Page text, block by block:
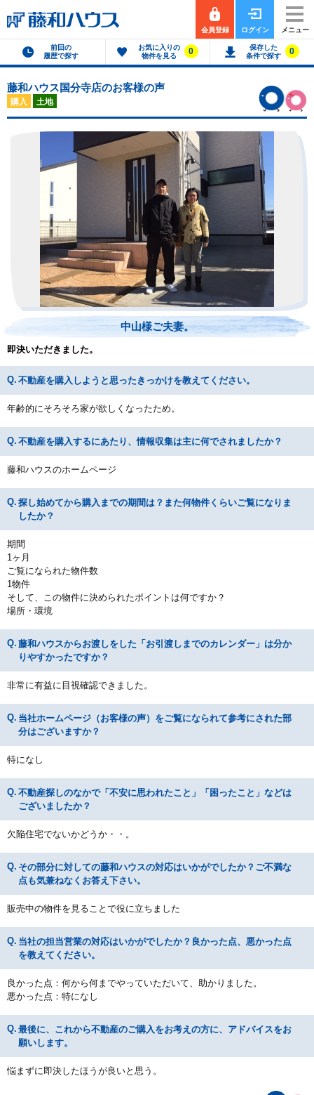
会員登録 ログイン メニュー
前回の
履歴で探す
お気に入りの
物件を見る
0
保存した
条件で探す
0
藤和ハウス国分寺店のお客様の声
購入 土地
中山様ご夫妻。
即決いただきました。
不動産を購入しようと思ったきっかけを教えてください。
年齢的にそろそろ家が欲しくなったため。
不動産を購入するにあたり、情報収集は主に何でされましたか？
藤和ハウスのホームページ
探し始めてから購入までの期間は？また何物件くらいご覧になりま
したか？
期間
1ヶ月
ご覧になられた物件数
1物件
そして、この物件に決められたポイントは何ですか？
場所・環境
藤和ハウスからお渡しをした「お引渡しまでのカレンダー」は分か
りやすかったですか？
非常に有益に目視確認できました。
当社ホームページ（お客様の声）をご覧になられて参考にされた部
分はございますか？
特になし
不動産探しのなかで「不安に思われたこと」「困ったこと」などは
ございましたか？
欠陥住宅でないかどうか・・。
その部分に対しての藤和ハウスの対応はいかがでしたか？ご不満な
点も気兼ねなくお答え下さい。
販売中の物件を見ることで役に立ちました
当社の担当営業の対応はいかがでしたか？良かった点、悪かった点
を教えてください。
良かった点：何から何までやっていただいて、助かりました。
悪かった点：特になし
最後に、これから不動産のご購入をお考えの方に、アドバイスをお
願いします。
悩まずに即決したほうが良いと思う。